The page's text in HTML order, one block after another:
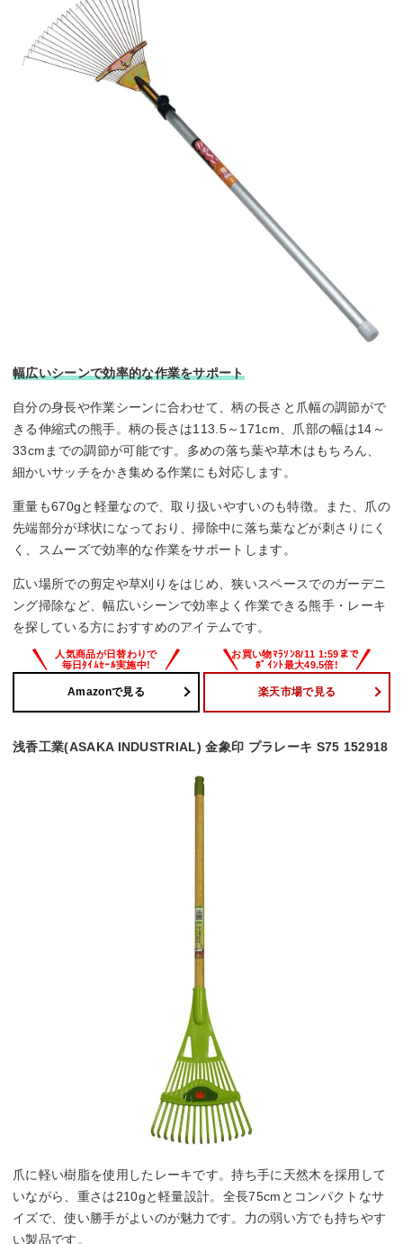
幅広いシーンで効率的な作業をサポート
自分の身長や作業シーンに合わせて、柄の長さと爪幅の調節がで
きる伸縮式の熊手。柄の長さは113.5～171cm、爪部の幅は14～
33cmまでの調節が可能です。多めの落ち葉や草木はもちろん、
細かいサッチをかき集める作業にも対応します。
重量も670gと軽量なので、取り扱いやすいのも特徴。また、爪の
先端部分が球状になっており、掃除中に落ち葉などが刺さりにく
く、スムーズで効率的な作業をサポートします。
広い場所での剪定や草刈りをはじめ、狭いスペースでのガーデニ
ング掃除など、幅広いシーンで効率よく作業できる熊手・レーキ
を探している方におすすめのアイテムです。
Amazonで見る 楽天市場で見る
浅香工業(ASAKA INDUSTRIAL) 金象印 プラレーキ S75 152918
爪に軽い樹脂を使用したレーキです。持ち手に天然木を採用して
いながら、重さは210gと軽量設計。全長75cmとコンパクトなサ
イズで、使い勝手がよいのが魅力です。力の弱い方でも持ちやす
い製品です。